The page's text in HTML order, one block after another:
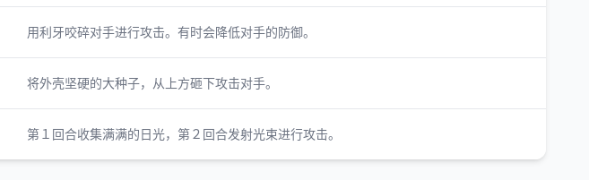
用利牙咬碎对手进行攻击。有时会降低对手的防御。
将外壳坚硬的大种子，从上方砸下攻击对手。
第１回合收集满满的日光，第２回合发射光束进行攻击。